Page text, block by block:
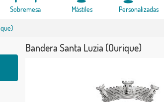
Sobremesa Mástiles Personalizadas
Bandera Santa Luzia (Ourique)